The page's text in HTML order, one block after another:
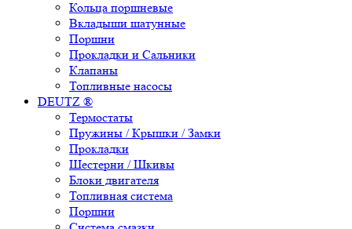
Кольца поршневые
Вкладыши шатунные
Поршни
Прокладки и Сальники
Клапаны
Топливные насосы
DEUTZ ®
Термостаты
Пружины / Крышки / Замки
Прокладки
Шестерни / Шкивы
Блоки двигателя
Топливная система
Поршни